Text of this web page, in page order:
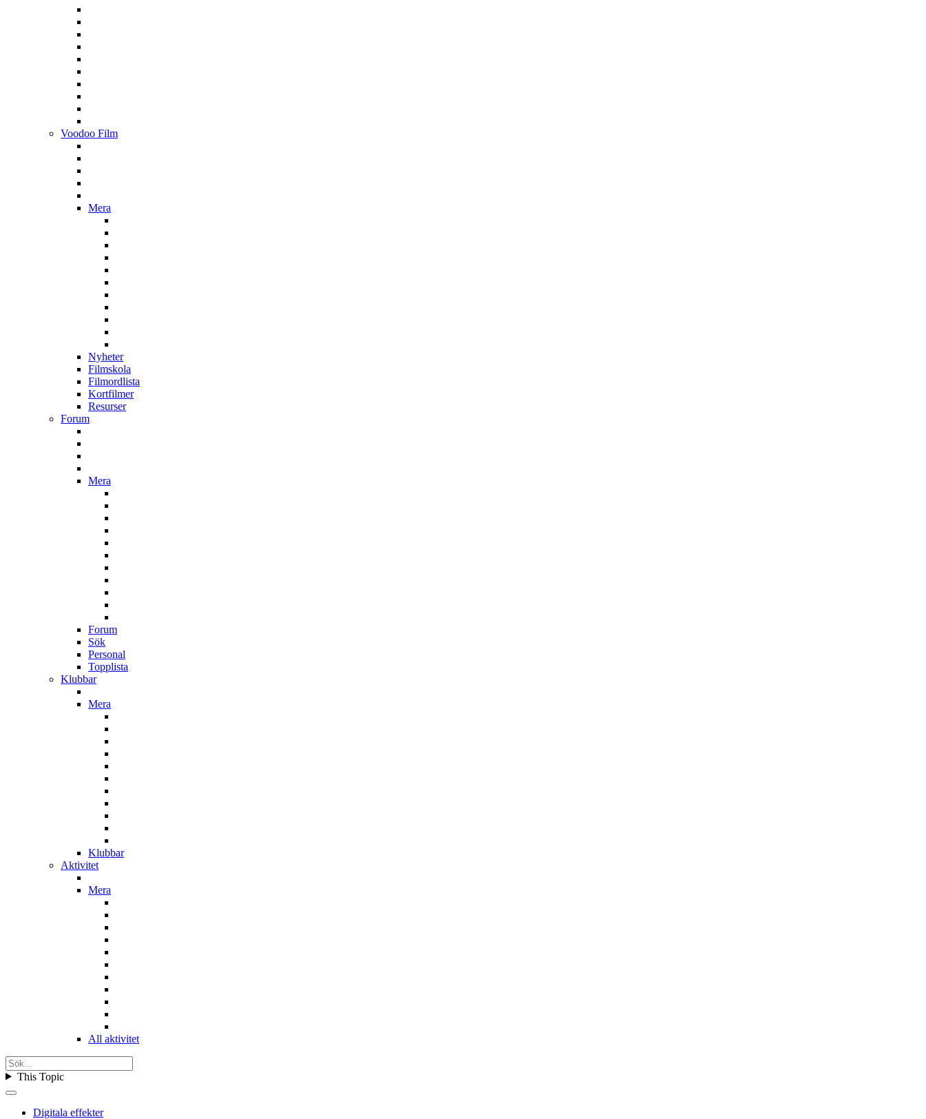
Voodoo Film
Mera
Nyheter
Filmskola
Filmordlista
Kortfilmer
Resurser
Forum
Mera
Forum
Sök
Personal
Topplista
Klubbar
Mera
Klubbar
Aktivitet
Mera
All aktivitet
This Topic
Digitala effekter